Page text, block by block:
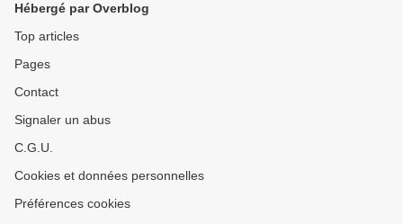
Hébergé par Overblog
Top articles
Pages
Contact
Signaler un abus
C.G.U.
Cookies et données personnelles
Préférences cookies